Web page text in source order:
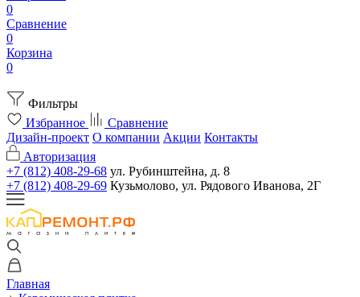
0
Сравнение
0
Корзина
0
Фильтры
Избранное
Сравнение
Дизайн-проект О компании Акции Контакты
Авторизация
+7 (812) 408-29-68 ул. Рубинштейна, д. 8
+7 (812) 408-29-69 Кузьмолово, ул. Рядового Иванова, 2Г
Главная